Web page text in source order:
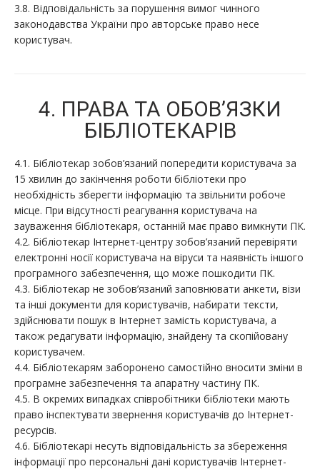
3.8. Відповідальність за порушення вимог чинного
законодавства України про авторське право несе
користувач.
4. ПРАВА ТА ОБОВ’ЯЗКИ
БІБЛІОТЕКАРІВ
4.1. Бібліотекар зобов’язаний попередити користувача за
15 хвилин до закінчення роботи бібліотеки про
необхідність зберегти інформацію та звільнити робоче
місце. При відсутності реагування користувача на
зауваження бібліотекаря, останній має право вимкнути ПК.
4.2. Бібліотекар Інтернет-центру зобов’язаний перевіряти
електронні носії користувача на віруси та наявність іншого
програмного забезпечення, що може пошкодити ПК.
4.3. Бібліотекар не зобов’язаний заповнювати анкети, візи
та інші документи для користувачів, набирати тексти,
здійснювати пошук в Інтернет замість користувача, а
також редагувати інформацію, знайдену та скопійовану
користувачем.
4.4. Бібліотекарям заборонено самостійно вносити зміни в
програмне забезпечення та апаратну частину ПК.
4.5. В окремих випадках співробітники бібліотеки мають
право інспектувати звернення користувачів до Інтернет-
ресурсів.
4.6. Бібліотекарі несуть відповідальність за збереження
інформації про персональні дані користувачів Інтернет-